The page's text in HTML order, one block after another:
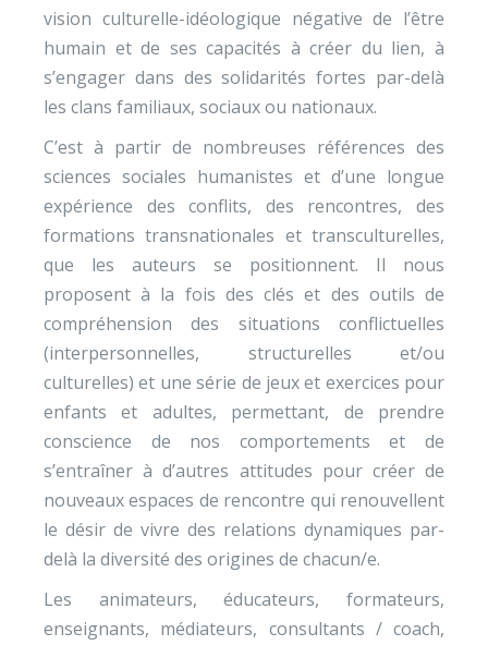
vision culturelle-idéologique négative de l’être
humain et de ses capacités à créer du lien, à
s’engager dans des solidarités fortes par-delà
les clans familiaux, sociaux ou nationaux.
C’est à partir de nombreuses références des
sciences sociales humanistes et d’une longue
expérience des conflits, des rencontres, des
formations transnationales et transculturelles,
que les auteurs se positionnent. Il nous
proposent à la fois des clés et des outils de
compréhension des situations conflictuelles
(interpersonnelles, structurelles et/ou
culturelles) et une série de jeux et exercices pour
enfants et adultes, permettant, de prendre
conscience de nos comportements et de
s’entraîner à d’autres attitudes pour créer de
nouveaux espaces de rencontre qui renouvellent
le désir de vivre des relations dynamiques par-
delà la diversité des origines de chacun/e.
Les animateurs, éducateurs, formateurs,
enseignants, médiateurs, consultants / coach,